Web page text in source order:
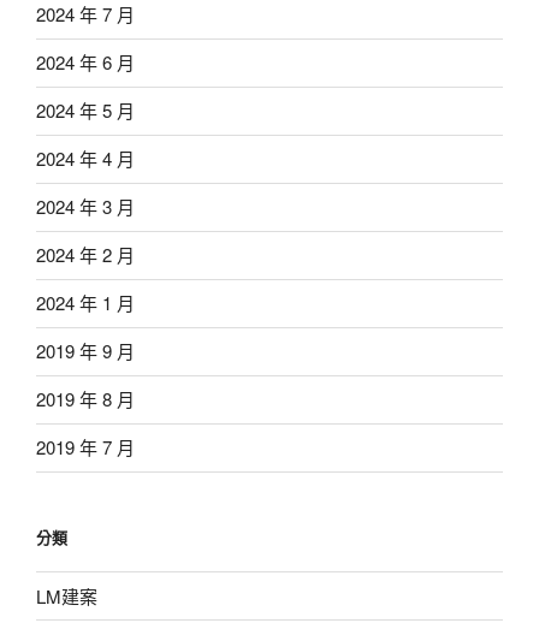
2024 年 7 月
2024 年 6 月
2024 年 5 月
2024 年 4 月
2024 年 3 月
2024 年 2 月
2024 年 1 月
2019 年 9 月
2019 年 8 月
2019 年 7 月
分類
LM建案